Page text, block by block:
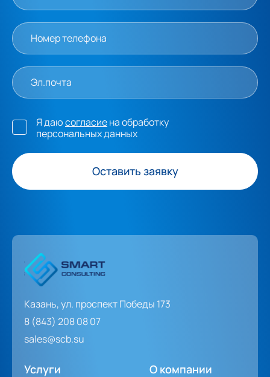
Оставить заявку
Я даюсогласиена обработку
персональных данных
Казань, ул. проспект Победы 173
8 (843) 208 08 07
sales@scb.su
Услуги О компании